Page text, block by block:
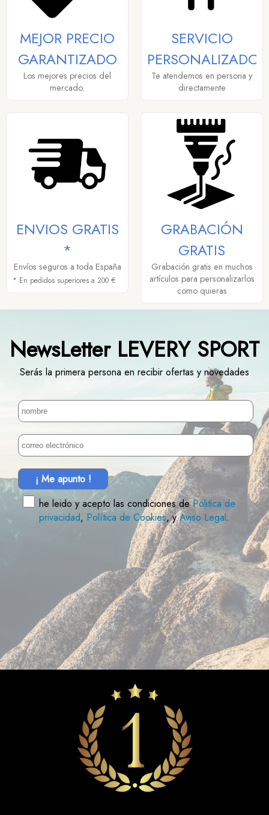
MEJOR PRECIO
GARANTIZADO
Los mejores precios del
mercado.
SERVICIO
PERSONALIZADO
Te atendemos en persona y
directamente
ENVIOS GRATIS
*
Envíos seguros a toda España
* En pedidos superiores a 200 €
GRABACIÓN
GRATIS
Grabación gratis en muchos
artículos para personalizarlos
como quieras
NewsLetter LEVERY SPORT
Serás la primera persona en recibir ofertas y novedades
¡ Me apunto !
he leido y acepto las condiciones dePolitica de
privacidad, Política de Cookies, yAviso Legal.